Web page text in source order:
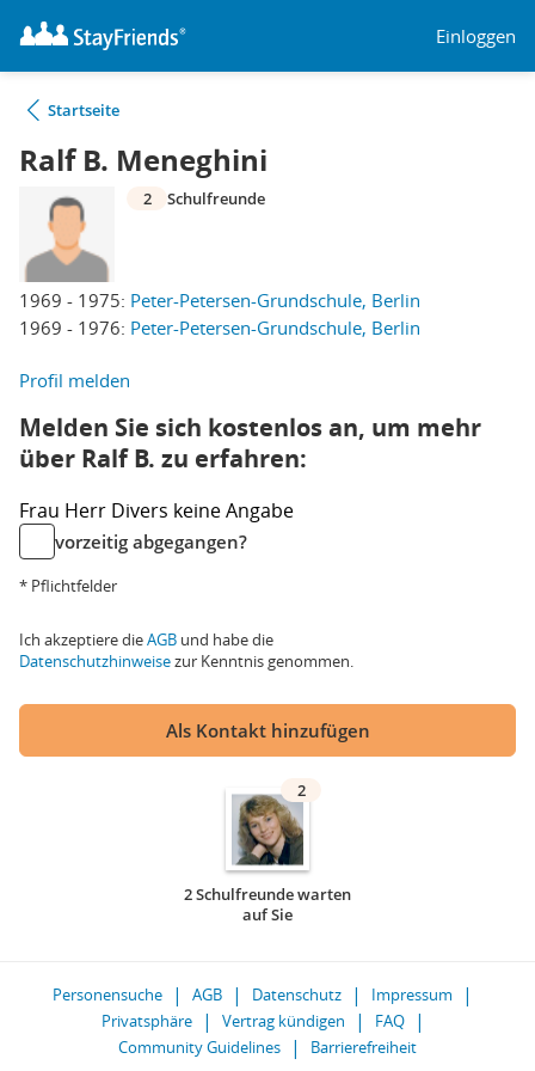
Einloggen
Startseite
Ralf B. Meneghini
1969 - 1975: Peter-Petersen-Grundschule, Berlin
1969 - 1976: Peter-Petersen-Grundschule, Berlin
2 Schulfreunde
Profil melden
Melden Sie sich kostenlos an, um mehr
über Ralf B. zu erfahren:
Frau Herr Divers keine Angabe
vorzeitig abgegangen?
* Pflichtfelder
Ich akzeptiere dieAGB und habe die
Datenschutzhinweisezur Kenntnis genommen.
Als Kontakt hinzufügen
2
2 Schulfreunde warten
auf Sie
Personensuche AGB Datenschutz
Impressum
Privatsphäre
Vertrag kündigen
FAQ
Community Guidelines
Barrierefreiheit